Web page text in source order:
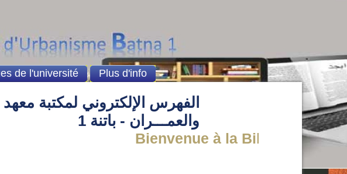
الفهرس الإلكتروني لمكتبة معهد
والعمـــران - باتنة 1
Bienvenue à la Bibliothèque
de l'université Plus d'info